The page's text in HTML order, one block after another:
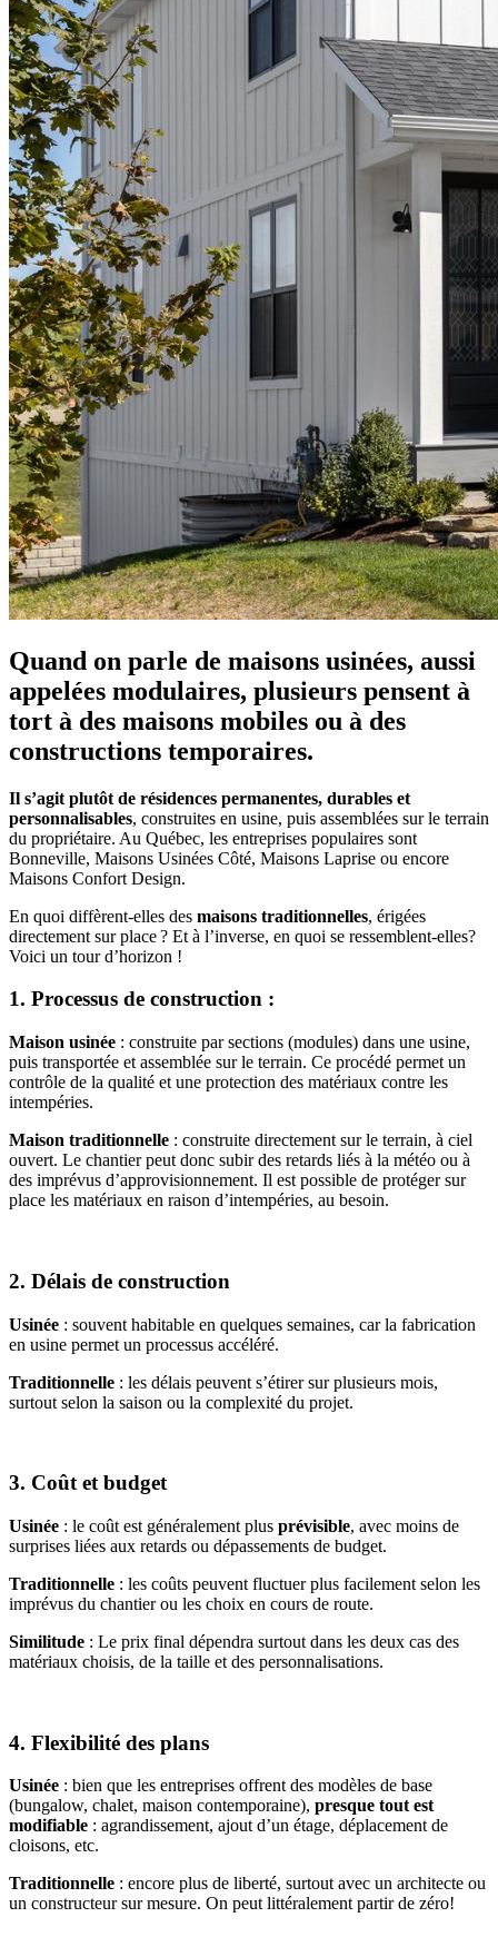
Quand on parle de maisons usinées, aussi
appelées modulaires, plusieurs pensent à
tort à des maisons mobiles ou à des
constructions temporaires.
Il s’agit plutôt de résidences permanentes, durables et
personnalisables, construites en usine, puis assemblées sur le terrain
du propriétaire. Au Québec, les entreprises populaires sont
Bonneville, Maisons Usinées Côté, Maisons Laprise ou encore
Maisons Confort Design.
En quoi diffèrent-elles des maisons traditionnelles, érigées
directement sur place ? Et à l’inverse, en quoi se ressemblent-elles?
Voici un tour d’horizon !
1. Processus de construction :
Maison usinée : construite par sections (modules) dans une usine,
puis transportée et assemblée sur le terrain. Ce procédé permet un
contrôle de la qualité et une protection des matériaux contre les
intempéries.
Maison traditionnelle : construite directement sur le terrain, à ciel
ouvert. Le chantier peut donc subir des retards liés à la météo ou à
des imprévus d’approvisionnement. Il est possible de protéger sur
place les matériaux en raison d’intempéries, au besoin.
2. Délais de construction
Usinée : souvent habitable en quelques semaines, car la fabrication
en usine permet un processus accéléré.
Traditionnelle : les délais peuvent s’étirer sur plusieurs mois,
surtout selon la saison ou la complexité du projet.
3. Coût et budget
Usinée : le coût est généralement plus prévisible, avec moins de
surprises liées aux retards ou dépassements de budget.
Traditionnelle : les coûts peuvent fluctuer plus facilement selon les
imprévus du chantier ou les choix en cours de route.
Similitude : Le prix final dépendra surtout dans les deux cas des
matériaux choisis, de la taille et des personnalisations.
4. Flexibilité des plans
Usinée : bien que les entreprises offrent des modèles de base
(bungalow, chalet, maison contemporaine), presque tout est
modifiable : agrandissement, ajout d’un étage, déplacement de
cloisons, etc.
Traditionnelle : encore plus de liberté, surtout avec un architecte ou
un constructeur sur mesure. On peut littéralement partir de zéro!